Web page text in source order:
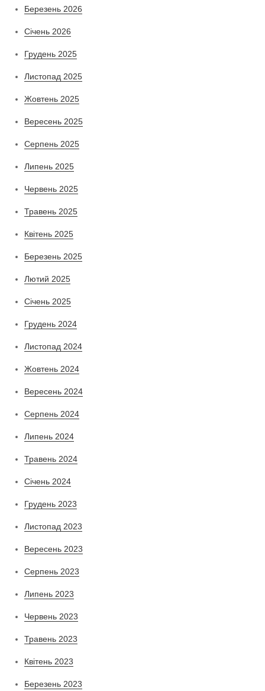
Березень 2026
Січень 2026
Грудень 2025
Листопад 2025
Жовтень 2025
Вересень 2025
Серпень 2025
Липень 2025
Червень 2025
Травень 2025
Квітень 2025
Березень 2025
Лютий 2025
Січень 2025
Грудень 2024
Листопад 2024
Жовтень 2024
Вересень 2024
Серпень 2024
Липень 2024
Травень 2024
Січень 2024
Грудень 2023
Листопад 2023
Вересень 2023
Серпень 2023
Липень 2023
Червень 2023
Травень 2023
Квітень 2023
Березень 2023